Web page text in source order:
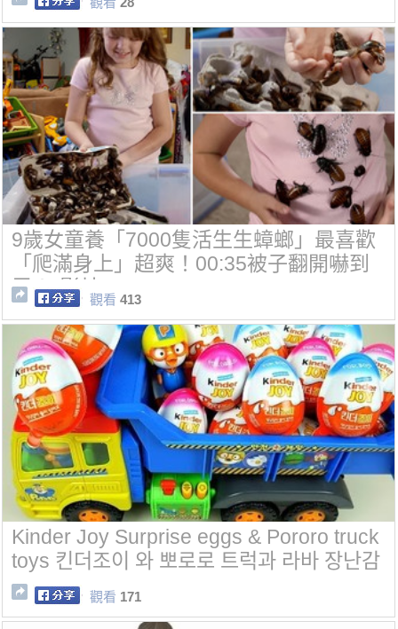
9歲女童養「7000隻活生生蟑螂」最喜歡
「爬滿身上」超爽！00:35被子翻開嚇到
尿！(影片)
觀看 413
Kinder Joy Surprise eggs & Pororo truck
toys 킨더조이 와 뽀로로 트럭과 라바 장난감
觀看 171